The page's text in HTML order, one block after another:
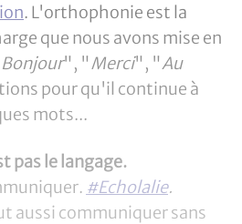
. L'orthophonie est la
que nous avons mise en
Bonjour", "Merci", "Au
pour qu'il continue à
mots...
pas le langage.
#Echolalie.
aussi communiquer sans